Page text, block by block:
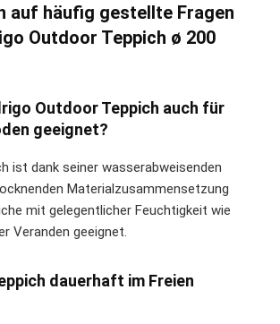
auf häufig gestellte Fragen
Outdoor Teppich ø 200
Outdoor Teppich auch für
geeignet?
ist dank seiner wasserabweisenden
Materialzusammensetzung
mit gelegentlicher Feuchtigkeit wie
Veranden geeignet.
dauerhaft im Freien